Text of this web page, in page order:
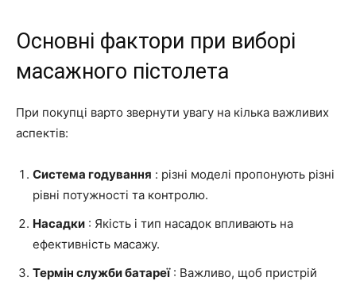
Основні фактори при виборі
масажного пістолета
При покупці варто звернути увагу на кілька важливих
аспектів:
Система годування : різні моделі пропонують різні
рівні потужності та контролю.
Насадки : Якість і тип насадок впливають на
ефективність масажу.
Термін служби батареї: Важливо, щоб пристрій